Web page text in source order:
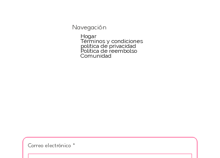
Navegación
Hogar
Términos y condiciones
política de privacidad
Política de reembolso
Comunidad
Correo electrónico *